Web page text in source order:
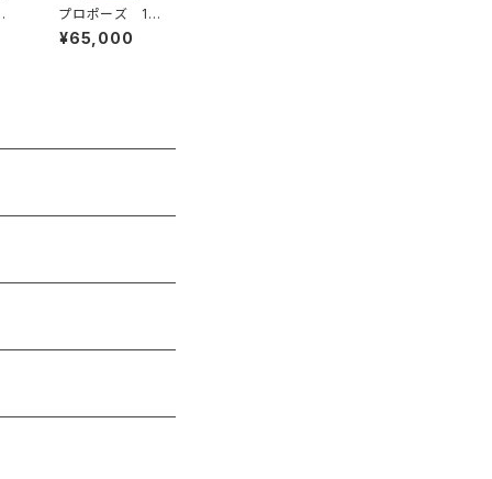
プロポーズ 10
8本のバラの花
束
¥65,000